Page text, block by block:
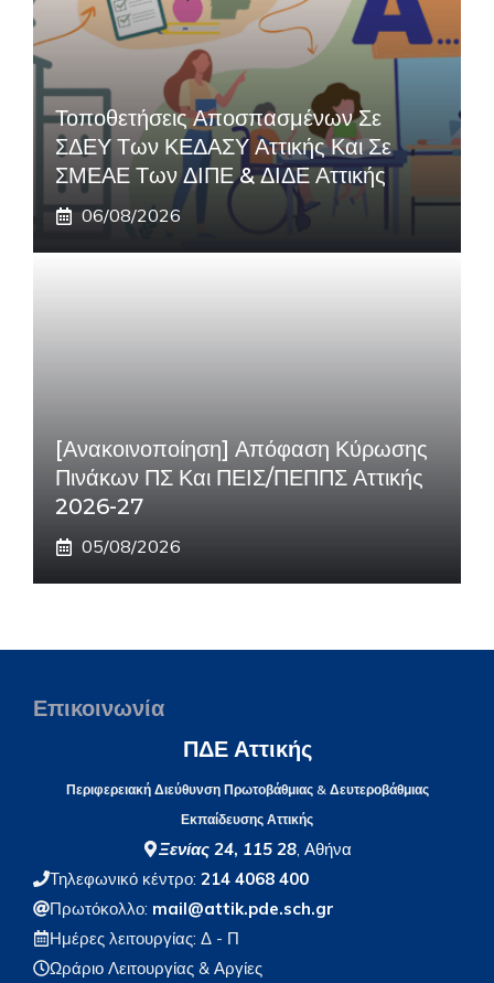
Τοποθετήσεις Αποσπασμένων Σε
ΣΔΕΥ Των ΚΕΔΑΣΥ Αττικής Και Σε
ΣΜΕΑΕ Των ΔΙΠΕ & ΔΙΔΕ Αττικής
06/08/2026
[Ανακοινοποίηση] Απόφαση Κύρωσης
Πινάκων ΠΣ Και ΠΕΙΣ/ΠΕΠΠΣ Αττικής
2026-27
05/08/2026
Επικοινωνία
ΠΔΕ Αττικής
Περιφερειακή Διεύθυνση Πρωτοβάθμιας & Δευτεροβάθμιας
Εκπαίδευσης Αττικής
Ξενίας 24, 115 28, Αθήνα
Τηλεφωνικό κέντρο: 214 4068 400
Πρωτόκολλο: mail@attik.pde.sch.gr
Ημέρες λειτουργίας: Δ - Π
Ωράριο Λειτουργίας & Αργίες